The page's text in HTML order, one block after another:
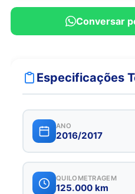
Conversar
Especificações
ANO
2016/2017
QUILOMETRAGEM
125.000 km